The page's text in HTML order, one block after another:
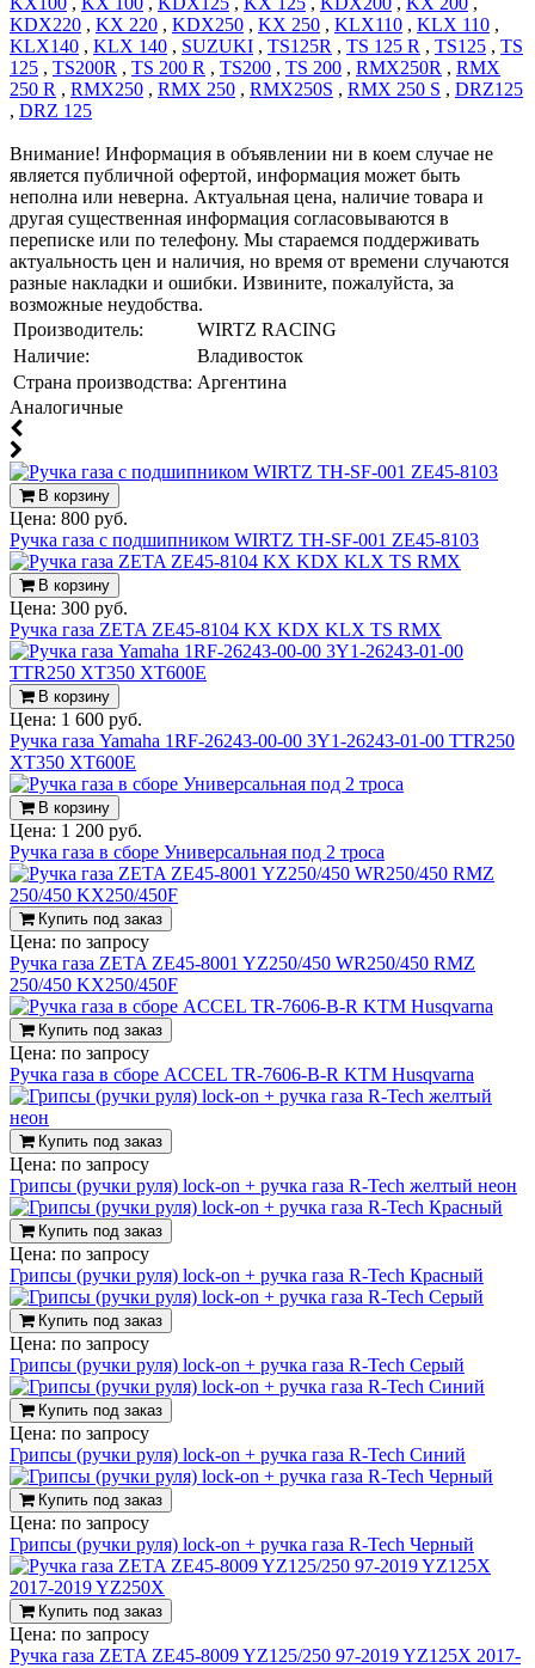
KDX220 , KX 220 , KDX250 , KX 250 , KLX110 , KLX 110 ,
KLX140 , KLX 140 , SUZUKI , TS125R , TS 125 R , TS125 , TS
125 , TS200R , TS 200 R , TS200 , TS 200 , RMX250R , RMX
250 R , RMX250 , RMX 250 , RMX250S , RMX 250 S , DRZ125
, DRZ 125
Внимание! Информация в объявлении ни в коем случае не
является публичной офертой, информация может быть
неполна или неверна. Актуальная цена, наличие товара и
другая существенная информация согласовываются в
переписке или по телефону. Мы стараемся поддерживать
актуальность цен и наличия, но время от времени случаются
разные накладки и ошибки. Извините, пожалуйста, за
возможные неудобства.
Производитель:
WIRTZ RACING
Наличие:
Владивосток
Страна производства: Аргентина
Аналогичные
В корзину
Цена: 800 руб.
Ручка газа с подшипником WIRTZ TH-SF-001 ZE45-8103
В корзину
Цена: 300 руб.
Ручка газа ZETA ZE45-8104 KX KDX KLX TS RMX
В корзину
Цена: 1 600 руб.
Ручка газа Yamaha 1RF-26243-00-00 3Y1-26243-01-00 TTR250
XT350 XT600E
В корзину
Цена: 1 200 руб.
Ручка газа в сборе Универсальная под 2 троса
Купить под заказ
Цена: по запросу
Ручка газа ZETA ZE45-8001 YZ250/450 WR250/450 RMZ
250/450 KX250/450F
Купить под заказ
Цена: по запросу
Ручка газа в сборе ACCEL TR-7606-B-R KTM Husqvarna
Купить под заказ
Цена: по запросу
Грипсы (ручки руля) lock-on + ручка газа R-Tech желтый неон
Купить под заказ
Цена: по запросу
Грипсы (ручки руля) lock-on + ручка газа R-Tech Красный
Купить под заказ
Цена: по запросу
Грипсы (ручки руля) lock-on + ручка газа R-Tech Серый
Купить под заказ
Цена: по запросу
Грипсы (ручки руля) lock-on + ручка газа R-Tech Синий
Купить под заказ
Цена: по запросу
Грипсы (ручки руля) lock-on + ручка газа R-Tech Черный
Купить под заказ
Цена: по запросу
Ручка газа ZETA ZE45-8009 YZ125/250 97-2019 YZ125X 2017-